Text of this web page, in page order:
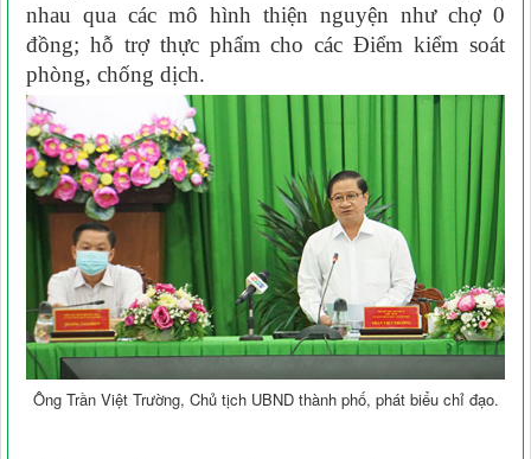
nhau qua các mô hình thiện nguyện như chợ 0
đồng; hỗ trợ thực phẩm cho các Ðiểm kiểm soát
phòng, chống dịch.
Ông Trần Việt Trường, Chủ tịch UBND thành phố, phát biểu chỉ đạo.